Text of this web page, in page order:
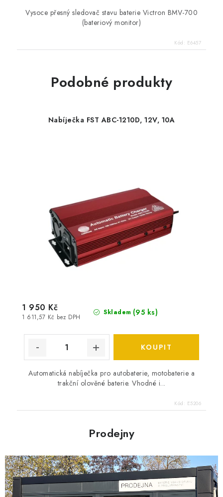
Vysoce přesný sledovač stavu baterie Victron BMV-700
(bateriový monitor)
Kód: E6457
Podobné produkty
Nabíječka FST ABC-1210D, 12V, 10A
Skladem (95 ks)
1 611,57 Kč bez DPH
1 950 Kč
Automatická nabíječka pro autobaterie, motobaterie a
trakční olověné baterie. Vhodné i...
Kód: E5206
Prodejny